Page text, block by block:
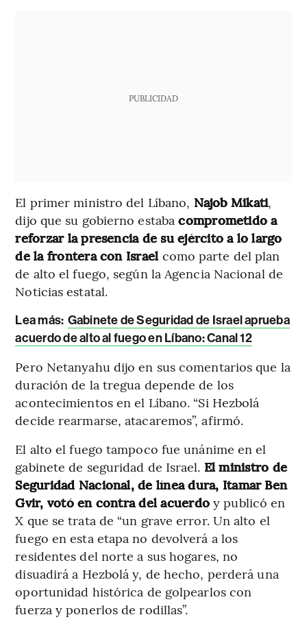
PUBLICIDAD
El primer ministro del Líbano, Najob Mikati,
dijo que su gobierno estaba comprometido a
reforzar la presencia de su ejército a lo largo
de la frontera con Israel como parte del plan
de alto el fuego, según la Agencia Nacional de
Noticias estatal.
Lea más: Gabinete de Seguridad de Israel aprueba
acuerdo de alto al fuego en Líbano: Canal 12
Pero Netanyahu dijo en sus comentarios que la
duración de la tregua depende de los
acontecimientos en el Líbano. “Si Hezbolá
decide rearmarse, atacaremos”, afirmó.
El alto el fuego tampoco fue unánime en el
gabinete de seguridad de Israel. El ministro de
Seguridad Nacional, de línea dura, Itamar Ben
Gvir, votó en contra del acuerdo y publicó en
X que se trata de “un grave error. Un alto el
fuego en esta etapa no devolverá a los
residentes del norte a sus hogares, no
disuadirá a Hezbolá y, de hecho, perderá una
oportunidad histórica de golpearlos con
fuerza y ponerlos de rodillas”.